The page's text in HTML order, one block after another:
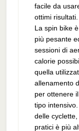
facile da
ottimi risultati.
La spin bike
più pesante
sessioni di
calorie
quella
allenamento
per ottenere
tipo
delle
pratici è più